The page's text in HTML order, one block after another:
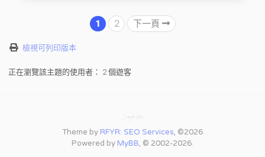
1 2 下一頁
檢視可列印版本
正在瀏覽該主題的使用者： 2 個遊客
Theme by RFYR: SEO Services, ©2026
Powered by MyBB, © 2002-2026.